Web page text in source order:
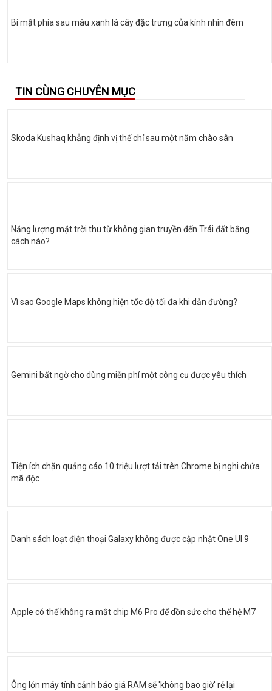
Bí mật phía sau màu xanh lá cây đặc trưng của kính nhìn đêm
TIN CÙNG CHUYÊN MỤC
Skoda Kushaq khẳng định vị thế chỉ sau một năm chào sân
Năng lượng mặt trời thu từ không gian truyền đến Trái đất bằng
cách nào?
Vì sao Google Maps không hiện tốc độ tối đa khi dẫn đường?
Gemini bất ngờ cho dùng miễn phí một công cụ được yêu thích
Tiện ích chặn quảng cáo 10 triệu lượt tải trên Chrome bị nghi chứa
mã độc
Danh sách loạt điện thoại Galaxy không được cập nhật One UI 9
Apple có thể không ra mắt chip M6 Pro để dồn sức cho thế hệ M7
Ông lớn máy tính cảnh báo giá RAM sẽ 'không bao giờ' rẻ lại